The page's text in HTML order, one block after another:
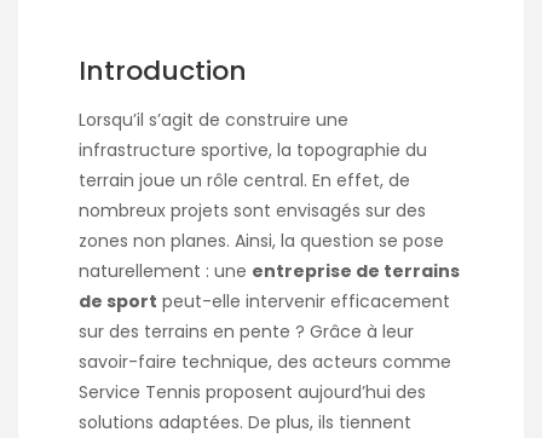
Introduction
Lorsqu’il s’agit de construire une
infrastructure sportive, la topographie du
terrain joue un rôle central. En effet, de
nombreux projets sont envisagés sur des
zones non planes. Ainsi, la question se pose
naturellement : une entreprise de terrains
de sport peut-elle intervenir efficacement
sur des terrains en pente ? Grâce à leur
savoir-faire technique, des acteurs comme
Service Tennis proposent aujourd’hui des
solutions adaptées. De plus, ils tiennent